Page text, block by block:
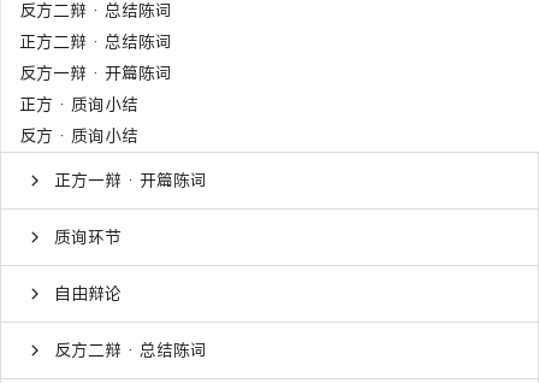
反方二辩 · 总结陈词
正方二辩 · 总结陈词
反方一辩 · 开篇陈词
正方 · 质询小结
反方 · 质询小结
正方一辩 · 开篇陈词
质询环节
自由辩论
反方二辩 · 总结陈词